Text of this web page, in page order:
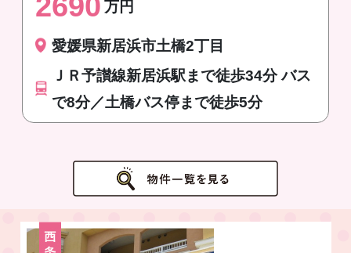
万円
愛媛県新居浜市土橋2丁目
ＪＲ予讃線新居浜駅まで徒歩34分 バス
で8分／土橋バス停まで徒歩5分